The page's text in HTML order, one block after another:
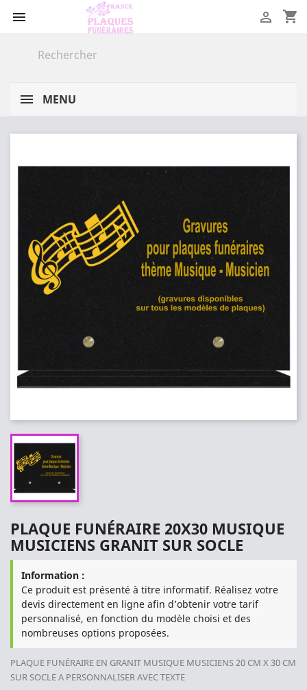
 shopping_cart

MENU
PLAQUE FUNÉRAIRE 20X30 MUSIQUE
MUSICIENS GRANIT SUR SOCLE
Information :
Ce produit est présenté à titre informatif. Réalisez votre
devis directement en ligne afin d’obtenir votre tarif
personnalisé, en fonction du modèle choisi et des
nombreuses options proposées.
PLAQUE FUNÉRAIRE EN GRANIT MUSIQUE MUSICIENS20 CM X 30 CM
SUR SOCLE A PERSONNALISER AVEC TEXTE